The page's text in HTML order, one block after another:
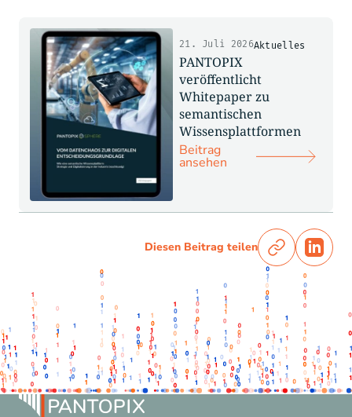
Aktuelles
21. Juli 2026
PANTOPIX
veröffentlicht
Whitepaper zu
semantischen
Wissensplattformen
Beitrag
ansehen
Diesen Beitrag teilen